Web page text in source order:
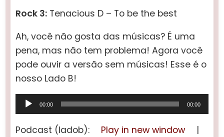
Rock 3: Tenacious D – To be the best
Ah, você não gosta das músicas? É uma
pena, mas não tem problema! Agora você
pode ouvir a versão sem músicas! Esse é o
nosso Lado B!
Tocador
de
áudio
00:00 00:00
Podcast (ladob): Play in new window
|